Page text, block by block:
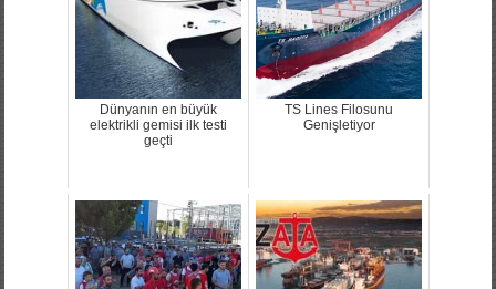
Dünyanın en büyük
elektrikli gemisi ilk testi
geçti
TS Lines Filosunu
Genişletiyor